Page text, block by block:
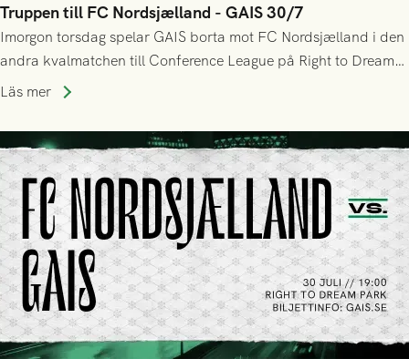
Truppen till FC Nordsjælland - GAIS 30/7
Imorgon torsdag spelar GAIS borta mot FC Nordsjælland i den
andra kvalmatchen till Conference League på Right to Dream
Park! Fredrik Holmberg och ledarstaben har tagit ut följande
Läs mer